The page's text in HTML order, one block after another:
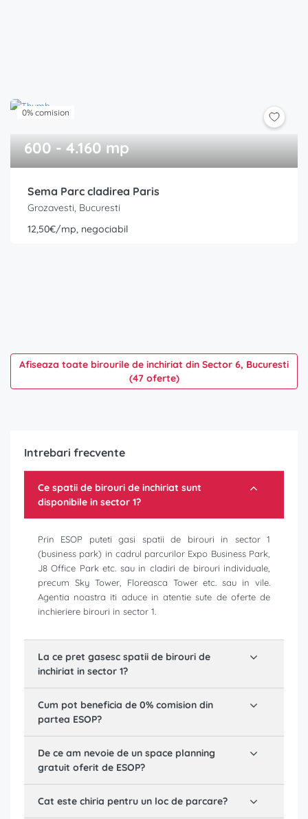
0% comision
600 - 4.160 mp
Sema Parc cladirea Paris
Grozavesti, Bucuresti
12,50€/mp, negociabil
Afiseaza toate birourile de inchiriat din Sector 6, Bucuresti
(47 oferte)
Intrebari frecvente
Ce spatii de birouri de inchiriat sunt
disponibile in sector 1?
Prin ESOP puteti gasi spatii de birouri in sector 1
(business park) in cadrul parcurilor Expo Business Park,
J8 Office Park etc. sau in cladiri de birouri individuale,
precum Sky Tower, Floreasca Tower etc. sau in vile.
Agentia noastra iti aduce in atentie sute de oferte de
inchieriere birouri in sector 1.
La ce pret gasesc spatii de birouri de
inchiriat in sector 1?
Cum pot beneficia de 0% comision din
partea ESOP?
De ce am nevoie de un space planning
gratuit oferit de ESOP?
Cat este chiria pentru un loc de parcare?